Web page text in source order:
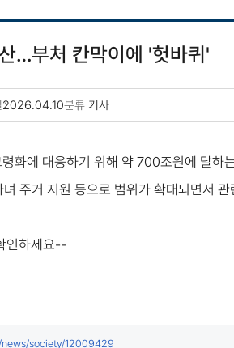
…부처 칸막이에 '헛바퀴'
2026.04.10분류 기사
화에 대응하기 위해 약 700조원에 달하
녀 주거 지원 등으로 범위가 확대되면서
인하세요--
society/12009429